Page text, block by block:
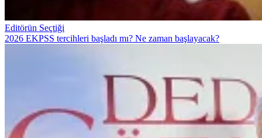
Editörün Seçtiği
2026 EKPSS tercihleri başladı mı? Ne zaman başlayacak?